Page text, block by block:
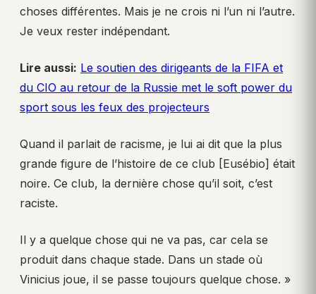
choses différentes. Mais je ne crois ni l’un ni l’autre.
Je veux rester indépendant.
Lire aussi: Le soutien des dirigeants de la FIFA et
du CIO au retour de la Russie met le soft power du
sport sous les feux des projecteurs
Quand il parlait de racisme, je lui ai dit que la plus
grande figure de l’histoire de ce club [Eusébio] était
noire. Ce club, la dernière chose qu’il soit, c’est
raciste.
Il y a quelque chose qui ne va pas, car cela se
produit dans chaque stade. Dans un stade où
Vinicius joue, il se passe toujours quelque chose. »